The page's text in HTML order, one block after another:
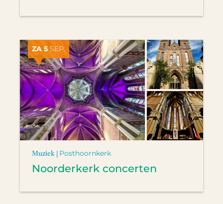
ZA 5 SEP.
Muziek | Posthoornkerk
Noorderkerk concerten